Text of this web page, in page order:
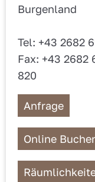
Burgenland
Tel: +43 2682
Fax: +43 2682
820
Anfrage
Online